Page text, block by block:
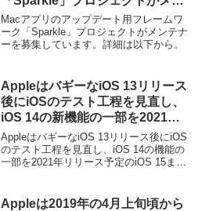
テナーを募集中。
Macアプリのアップデート用フレームワ
ーク「Sparkle」プロジェクトがメンテナ
ーを募集しています。詳細は以下から。
AppleはバギーなiOS 13リリース
後にiOSのテスト工程を見直し、
iOS 14の新機能の一部を2021年
リリース予定のiOS 15まで延期す
ることも検討しているもよう。
AppleはバギーなiOS 13リリース後にiOS
のテスト工程を見直し、iOS 14の機能の
一部を2021年リリース予定のiOS 15まで
Appleは2019年の4月上旬頃から